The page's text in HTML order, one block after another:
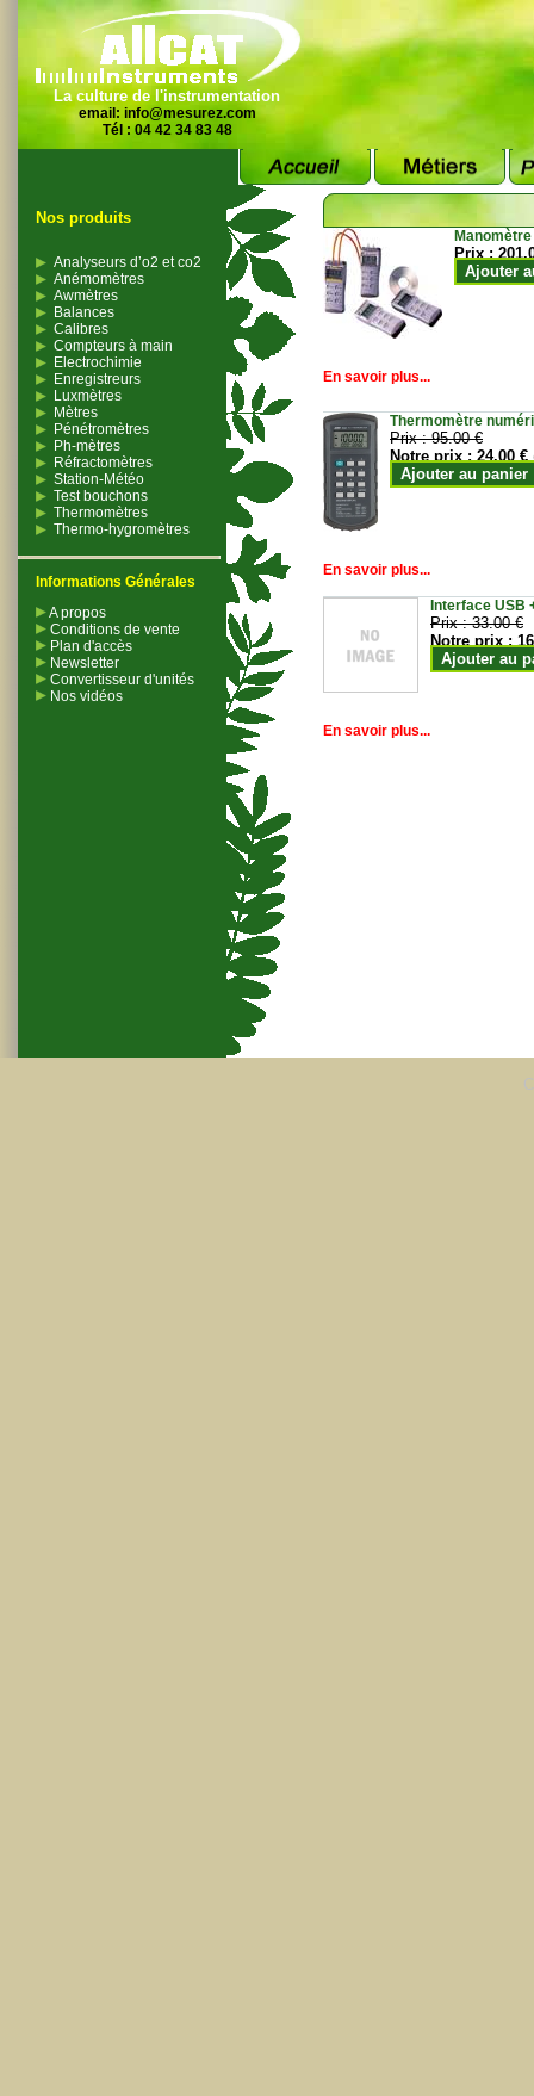
La culture de l'instrumentation
email: info@mesurez.com
Tél : 04 42 34 83 48
Nos produits
Analyseurs d’o2 et co2
Anémomètres
Awmètres
Balances
Calibres
Compteurs à main
Electrochimie
Enregistreurs
Luxmètres
Mètres
Pénétromètres
Ph-mètres
Réfractomètres
Station-Météo
Test bouchons
Thermomètres
Thermo-hygromètres
Informations Générales
A propos
Conditions de vente
Plan d'accès
Newsletter
Convertisseur d'unités
Nos vidéos
Prix :
Ajouter
En savoir plus...
Thermomètre
Prix :95.00 €
Notre prix :24.00 €
Ajouter au panier
En savoir plus...
Interface USB
Prix :33.00 €
Notre prix :
Ajouter au
En savoir plus...